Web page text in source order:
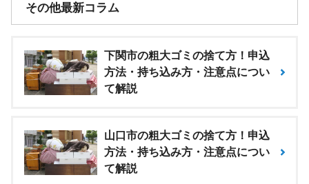
その他最新コラム
下関市の粗大ゴミの捨て方！申込
方法・持ち込み方・注意点につい
て解説
山口市の粗大ゴミの捨て方！申込
方法・持ち込み方・注意点につい
て解説